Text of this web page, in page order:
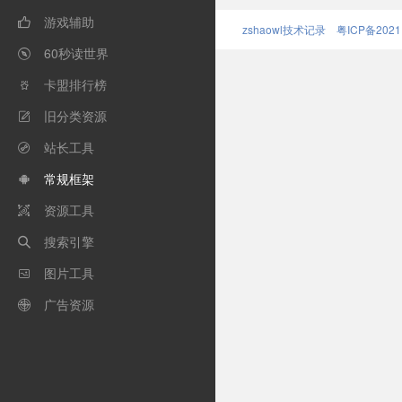
 游戏辅助
 60秒读世界
 卡盟排行榜
 旧分类资源
 站长工具
 常规框架
 资源工具
 搜索引擎
 图片工具
 广告资源
zshaowl技术记录 粤ICP备